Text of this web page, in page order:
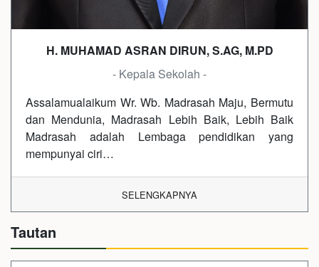
H. MUHAMAD ASRAN DIRUN, S.AG, M.PD
- Kepala Sekolah -
Assalamualaikum Wr. Wb. Madrasah Maju, Bermutu
dan Mendunia, Madrasah Lebih Baik, Lebih Baik
Madrasah adalah Lembaga pendidikan yang
mempunyai ciri…
SELENGKAPNYA
Tautan